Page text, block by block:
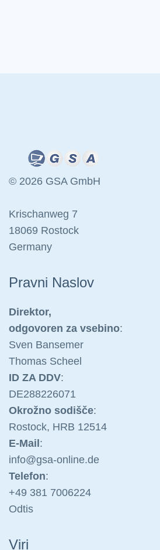
© 2026 GSA GmbH
Krischanweg 7
18069 Rostock
Germany
Pravni Naslov
Direktor,
odgovoren za vsebino:
Sven Bansemer
Thomas Scheel
ID ZA DDV:
DE288226071
Okrožno sodišče:
Rostock, HRB 12514
E-Mail :
info@gsa-on line.de
Telefon:
+49 381 7006224
Odtis
Viri